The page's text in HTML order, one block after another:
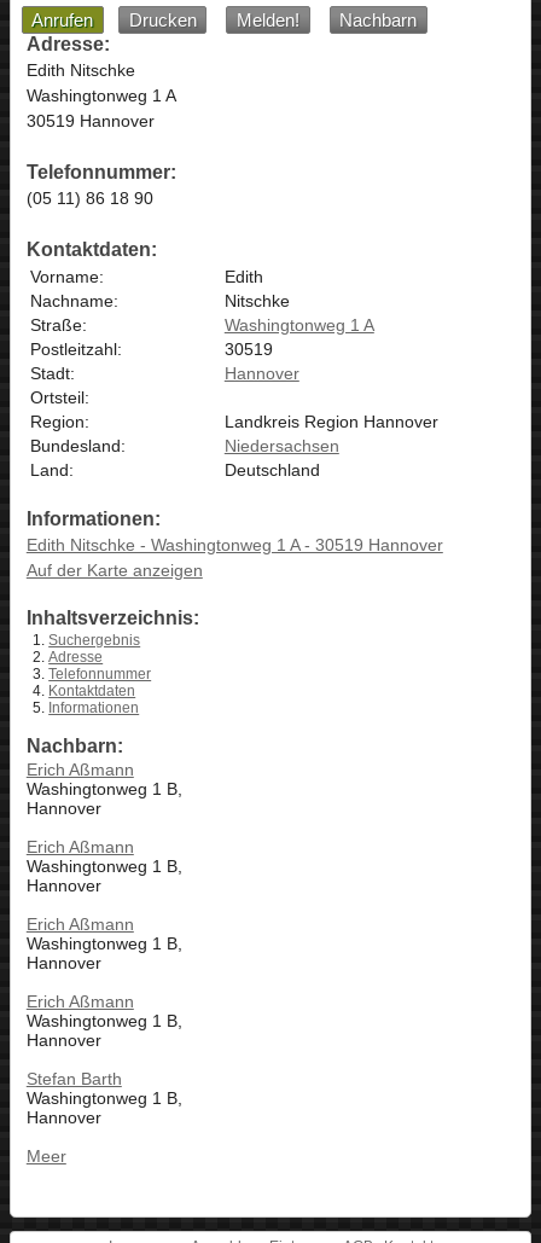
Anrufen Drucken Melden!
Nachbarn
Adresse:
Edith Nitschke
Washingtonweg 1 A
30519 Hannover
Telefonnummer:
(05 11) 86 18 90
Kontaktdaten:
Vorname:
Edith
Nachname:
Nitschke
Straße:
Washingtonweg 1 A
Postleitzahl:
30519
Stadt:
Hannover
Ortsteil:
Region:
Landkreis Region Hannover
Bundesland:
Niedersachsen
Land:
Deutschland
Informationen:
Edith Nitschke - Washingtonweg 1 A - 30519 Hannover
Auf der Karte anzeigen
Inhaltsverzeichnis:
Suchergebnis
Adresse
Telefonnummer
Kontaktdaten
Informationen
Nachbarn:
Erich Aßmann
Washingtonweg 1 B,
Hannover
Erich Aßmann
Washingtonweg 1 B,
Hannover
Erich Aßmann
Washingtonweg 1 B,
Hannover
Erich Aßmann
Washingtonweg 1 B,
Hannover
Stefan Barth
Washingtonweg 1 B,
Hannover
Meer